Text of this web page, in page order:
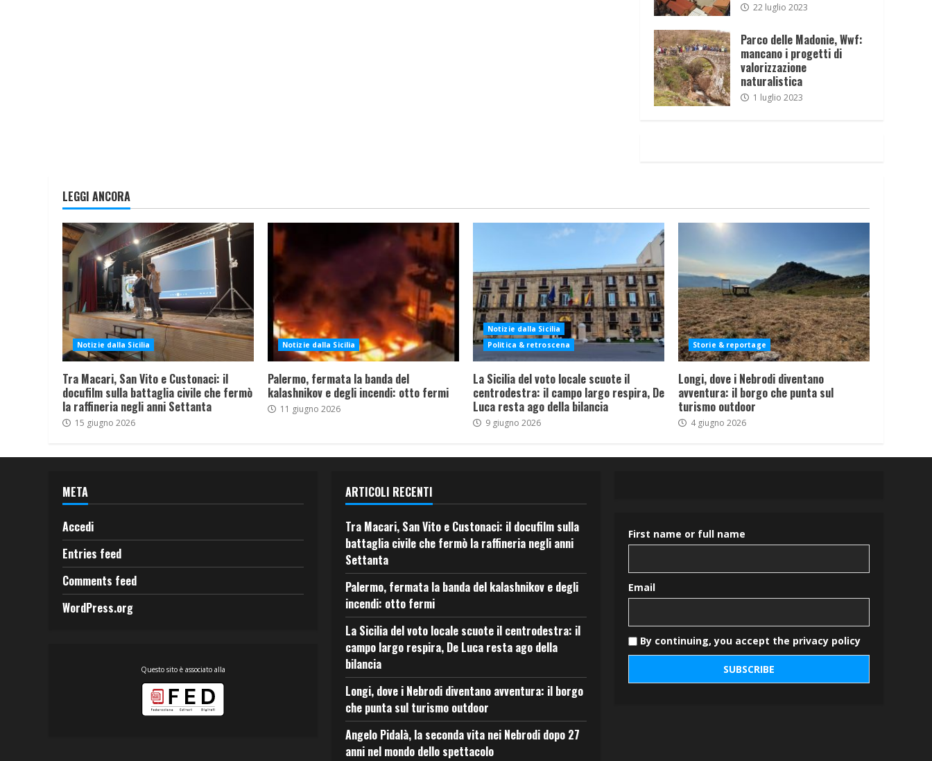
22 luglio 2023
Parco delle Madonie, Wwf:
mancano i progetti di
valorizzazione
naturalistica
1 luglio 2023
LEGGI ANCORA
Notizie dalla Sicilia
Tra Macari, San Vito e Custonaci: il
docufilm sulla battaglia civile che fermò
la raffineria negli anni Settanta
15 giugno 2026
Notizie dalla Sicilia
Palermo, fermata la banda del
kalashnikov e degli incendi: otto fermi
11 giugno 2026
Notizie dalla Sicilia
Politica & retroscena
La Sicilia del voto locale scuote il
centrodestra: il campo largo respira, De
Luca resta ago della bilancia
9 giugno 2026
Storie & reportage
Longi, dove i Nebrodi diventano
avventura: il borgo che punta sul
turismo outdoor
4 giugno 2026
META
Accedi
Entries feed
Comments feed
WordPress.org
Questo sito è associato alla
ARTICOLI RECENTI
Tra Macari, San Vito e Custonaci: il docufilm sulla
battaglia civile che fermò la raffineria negli anni
Settanta
Palermo, fermata la banda del kalashnikov e degli
incendi: otto fermi
La Sicilia del voto locale scuote il centrodestra: il
campo largo respira, De Luca resta ago della
bilancia
Longi, dove i Nebrodi diventano avventura: il borgo
che punta sul turismo outdoor
Angelo Pidalà, la seconda vita nei Nebrodi dopo 27
anni nel mondo dello spettacolo
First name or full name
Email
By continuing, you accept the privacy policy